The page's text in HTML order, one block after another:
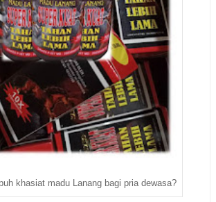
khasiat madu Lanang bagi pria dewasa?